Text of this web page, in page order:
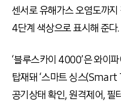
센서로 유해가스 오염도까지
4단계 색상으로 표시해 준다.
‘블루스카이 4000’은 와이
탑재돼 ‘스마트 싱스(Smart
공기상태 확인, 원격제어, 필